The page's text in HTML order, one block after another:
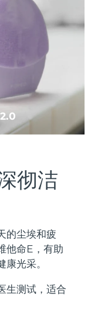
彻洁
的尘埃和疲
他命E，有助
光采。
生测试，适合
Set
18% PAP gel
set
LED mask
massager
serum
Therapy
Therapy
device
预计送达日期
8/11/26
预计送达日期8/10/26
计送达日期8/10/26
预计送达日期
计送达日期 8/10/26
计送达日期8/10/26
计送达日期
计送达日期 8/10/26